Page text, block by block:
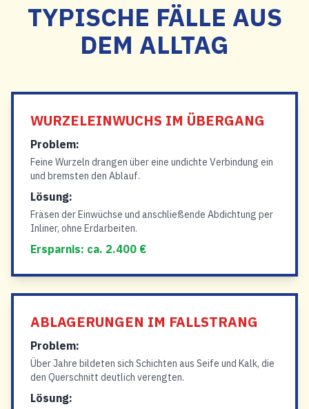
TYPISCHE FÄLLE AUS
DEM ALLTAG
WURZELEINWUCHS IM ÜBERGANG
Problem:
Feine Wurzeln drangen über eine undichte Verbindung ein
und bremsten den Ablauf.
Lösung:
Fräsen der Einwüchse und anschließende Abdichtung per
Inliner, ohne Erdarbeiten.
Ersparnis: ca. 2.400 €
ABLAGERUNGEN IM FALLSTRANG
Problem:
Über Jahre bildeten sich Schichten aus Seife und Kalk, die
den Querschnitt deutlich verengten.
Lösung: